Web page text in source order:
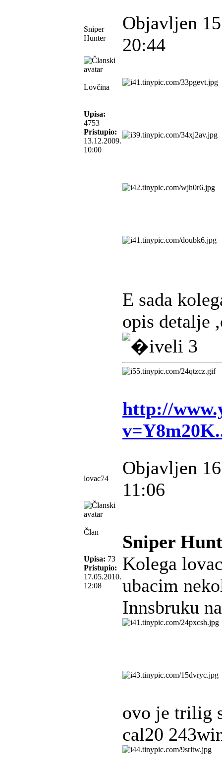
Sniper
Hunter
Objavljen
20:44
Lovčina
Upisa:
4753
Pristupio:
13.12.2009.
10:00
E sada
opis detalje
http://
lovac74
Objavljen
11:06
Član
Upisa: 73
Pristupio:
17.05.2010.
12:08
Sniper
Kolega
ubacim
Innsbruku
ovo je trilig
cal20